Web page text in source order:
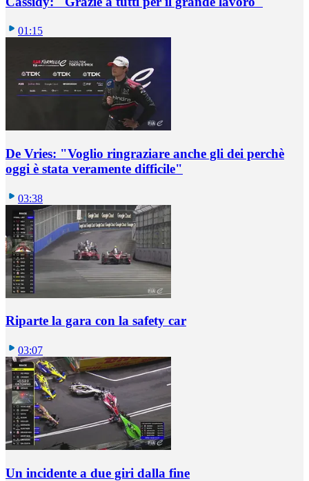
01:15
De Vries: "Voglio ringraziare anche gli dei perchè
oggi è stata veramente difficile"
03:38
Riparte la gara con la safety car
03:07
Un incidente a due giri dalla fine